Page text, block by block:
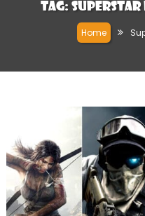
Tag: Superstar
Home